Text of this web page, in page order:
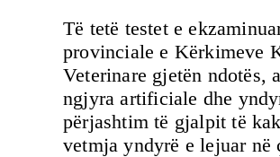
Të tetë testet e
provinciale e Kërkimeve
Veterinare gjetën ndotës,
ngjyra artificiale dhe
përjashtim të gjalpit të
vetmja yndyrë e lejuar në